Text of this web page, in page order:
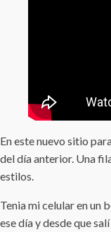
En este nuevo sitio
del día anterior. Una
estilos.
Tenia mi celular en un
ese día y desde que